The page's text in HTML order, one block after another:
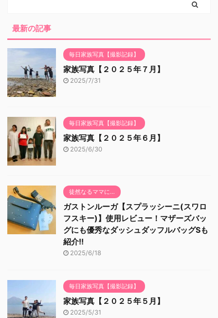
最新の記事
毎日家族写真【撮影記録】
家族写真【２０２５年７月】
2025/7/31
毎日家族写真【撮影記録】
家族写真【２０２５年６月】
2025/6/30
徒然なるママに…
ガストンルーガ【スプラッシーニ(スワロ
フスキー)】使用レビュー！マザーズバッ
グにも優秀なダッシュダッフルバッグSも
紹介!!
2025/6/18
毎日家族写真【撮影記録】
家族写真【２０２５年５月】
2025/5/31